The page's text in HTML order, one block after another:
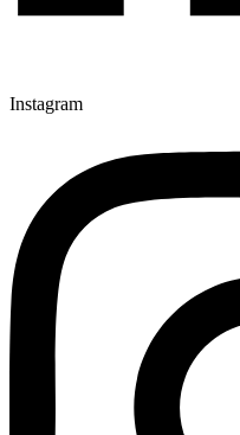
Instagram